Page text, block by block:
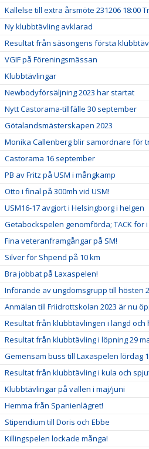
Kallelse till extra årsmöte 231206 18:00
Ny klubbtävling avklarad
Resultat från säsongens första
VGIF på Föreningsmässan
Klubbtävlingar
Newbodyförsäljning 2023 har startat
Nytt Castorama-tillfälle 30 september
Götalandsmästerskapen 2023
Monika Callenberg blir samordnare för
Castorama 16 september
PB av Fritz på USM i mångkamp
Otto i final på 300mh vid USM!
USM16-17 avgjort i Helsingborg i helgen
Getabockspelen genomförda; TACK för i
Fina veteranframgångar på SM!
Silver för Shpend på 10 km
Bra jobbat på Laxaspelen!
Införande av ungdomsgrupp till hösten
Anmälan till Friidrottskolan 2023 är nu
Resultat från klubbtävlingen i längd och
Resultat från klubbtävling i löpning 29
Gemensam buss till Laxaspelen lördag
Resultat från klubbtävling i kula och
Klubbtävlingar på vallen i maj/juni
Hemma från Spanienlägret!
Stipendium till Doris och Ebbe
Killingspelen lockade många!